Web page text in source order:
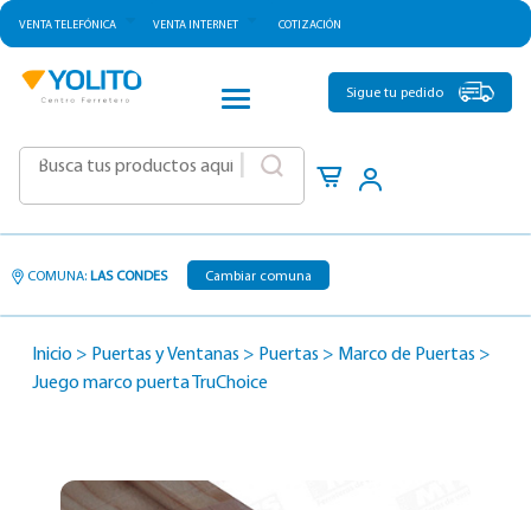
VENTA TELEFÓNICA VENTA INTERNET COTIZACIÓN
CATEGORÍAS
Sigue tu pedido
COMUNA: LAS CONDES Cambiar comuna
Inicio > Puertas y Ventanas > Puertas > Marco de Puertas >
Juego marco puerta TruChoice